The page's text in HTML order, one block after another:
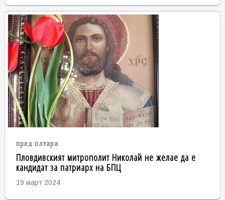
пред олтара
Пловдивският митрополит Николай не желае да е
кандидат за патриарх на БПЦ
19 март 2024